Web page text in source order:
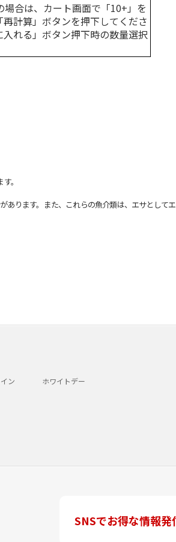
合は、カート画面で「10+」を
計算」ボタンを押下してくださ
れる」ボタン押下時の数量選択
。
ります。また、これらの魚介類は、エサとしてエ
ン ホワイトデー
SNSでお得な情報発